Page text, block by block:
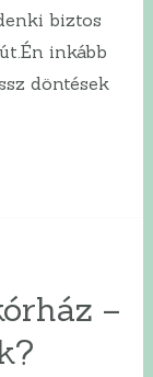
biztos
inkább
döntések
–